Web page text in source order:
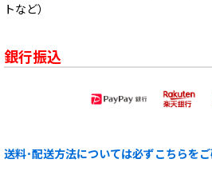
トなど）
銀行振込
送料･配送方法については必ずこちらをご